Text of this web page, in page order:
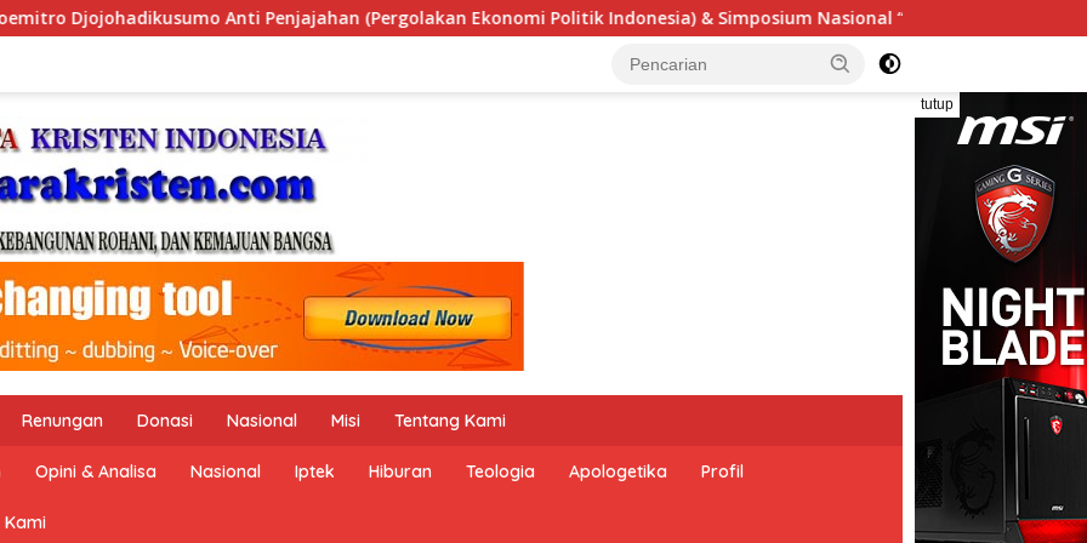
Ekonomi Politik Indonesia) & Simposium Nasional “Urgensi Undang-Undang Perekonomian Nasional dan
tutup
Renungan Donasi Nasional Misi Tentang Kami
Opini & Analisa Nasional Iptek Hiburan Teologia Apologetika Profil
Kami